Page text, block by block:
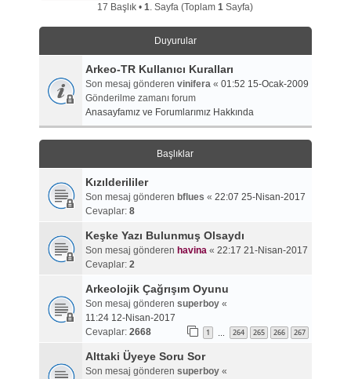
17 Başlık •1. Sayfa (Toplam1 Sayfa)
Duyurular
Arkeo-TR Kullanıcı Kuralları
Son mesaj gönderen vinifera« 01:52 15-Ocak-2009
Gönderilme zamanı forum
Anasayfamız ve Forumlarımız Hakkında
Başlıklar
Kızılderililer
Son mesaj gönderen bflues « 22:07 25-Nisan-2017
Cevaplar: 8
Keşke Yazı Bulunmuş Olsaydı
Son mesaj gönderen havina« 22:17 21-Nisan-2017
Cevaplar: 2
Arkeolojik Çağrışım Oyunu
Son mesaj gönderen superboy«
11:24 12-Nisan-2017
Cevaplar: 2668 1 … 264 265 266 267
Alttaki Üyeye Soru Sor
Son mesaj gönderen superboy«